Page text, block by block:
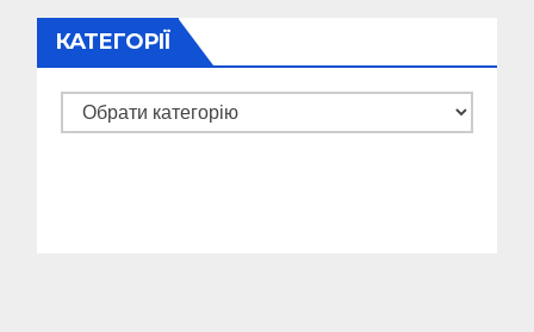
КАТЕГОРІЇ
Категорії